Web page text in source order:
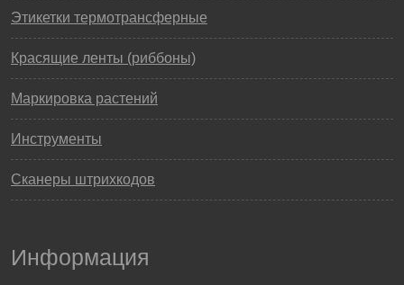
Этикетки термотрансферные
Красящие ленты (риббоны)
Маркировка растений
Инструменты
Сканеры штрихкодов
Информация